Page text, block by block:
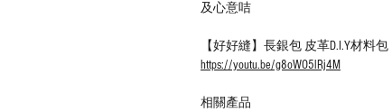
及心意咭
【好好縫】長銀包 皮革D.I.Y材料
https://youtu.be/g8oWO5lRj4M
相關產品